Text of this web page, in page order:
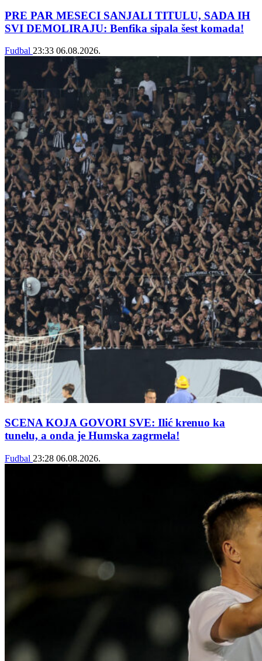
PRE PAR MESECI SANJALI TITULU, SADA IH
SVI DEMOLIRAJU: Benfika sipala šest komada!
Fudbal 23:33 06.08.2026.
SCENA KOJA GOVORI SVE: Ilić krenuo ka
tunelu, a onda je Humska zagrmela!
Fudbal 23:28 06.08.2026.